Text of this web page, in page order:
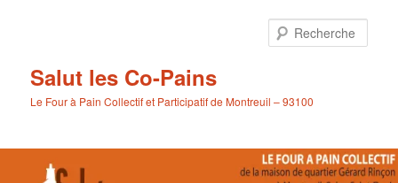
Salut les Co-Pains
Le Four à Pain Collectif et Participatif de Montreuil – 93100